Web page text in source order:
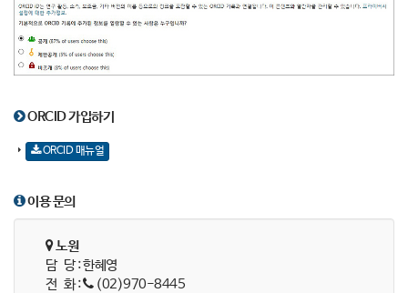
ORCID 가입하기
ORCID 매뉴얼
이용 문의
노원
담 당 : 한혜영
전 화 :
(02)970-8445